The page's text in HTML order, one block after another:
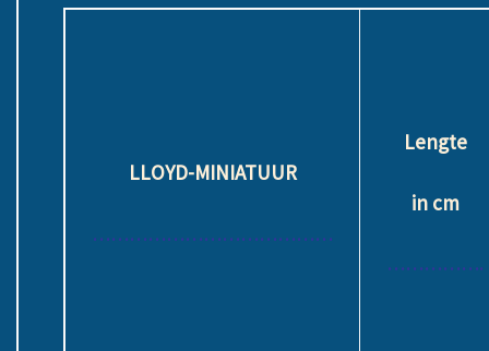
LLOYD-MINIATUUR
…………………………………
Lengte
in cm
…………….